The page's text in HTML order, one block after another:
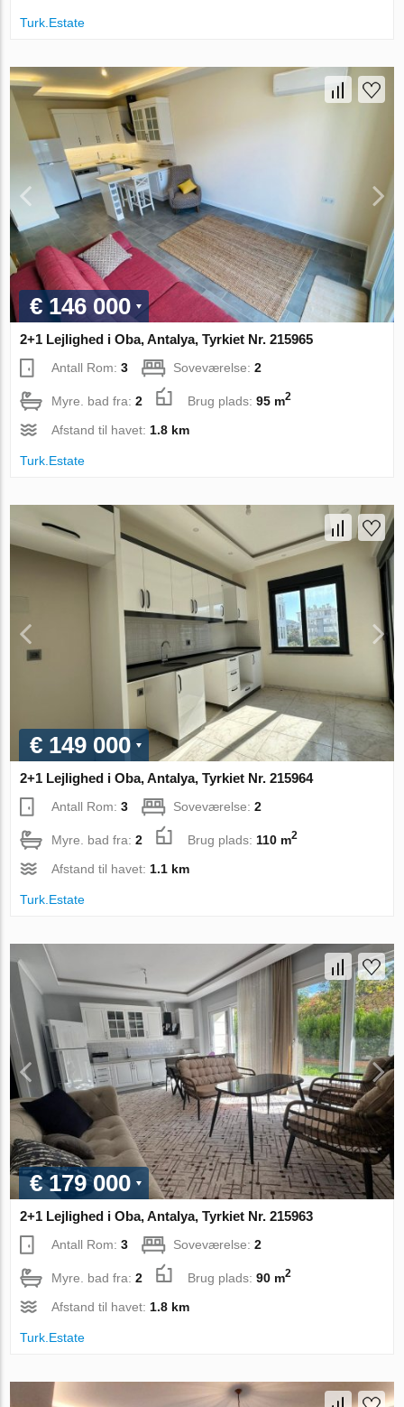
Turk.Estate
€ 146 000
2+1 Lejlighed i Oba, Antalya, Tyrkiet Nr. 215965
Antall Rom:3 Soveværelse:2
Myre. bad fra:2 Brug plads:95 m2
Afstand til havet: 1.8 km
Turk.Estate
€ 149 000
2+1 Lejlighed i Oba, Antalya, Tyrkiet Nr. 215964
Antall Rom:3 Soveværelse:2
Myre. bad fra:2 Brug plads: 110 m2
Afstand til havet: 1.1 km
Turk.Estate
€ 179 000
2+1 Lejlighed i Oba, Antalya, Tyrkiet Nr. 215963
Antall Rom:3 Soveværelse:2
Myre. bad fra:2 Brug plads:90 m2
Afstand til havet: 1.8 km
Turk.Estate